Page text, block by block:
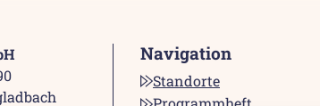
Navigation
Standorte